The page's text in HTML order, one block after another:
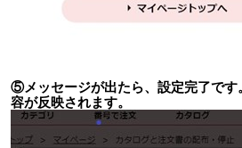
⑤メッセージが出たら、設定完了です
容が反映されます。